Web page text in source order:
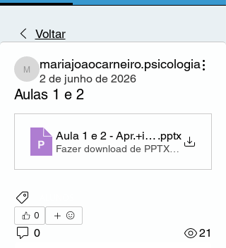
Voltar
mariajoaocarneiro.psicologia
mariajoaocarneiro.psicologia
2 de junho de 2026
Aulas 1 e 2
Aula 1 e 2 - Apr.+intro Felicidade
.pptx
Fazer download de PPTX • 2.57MB
0
0 21